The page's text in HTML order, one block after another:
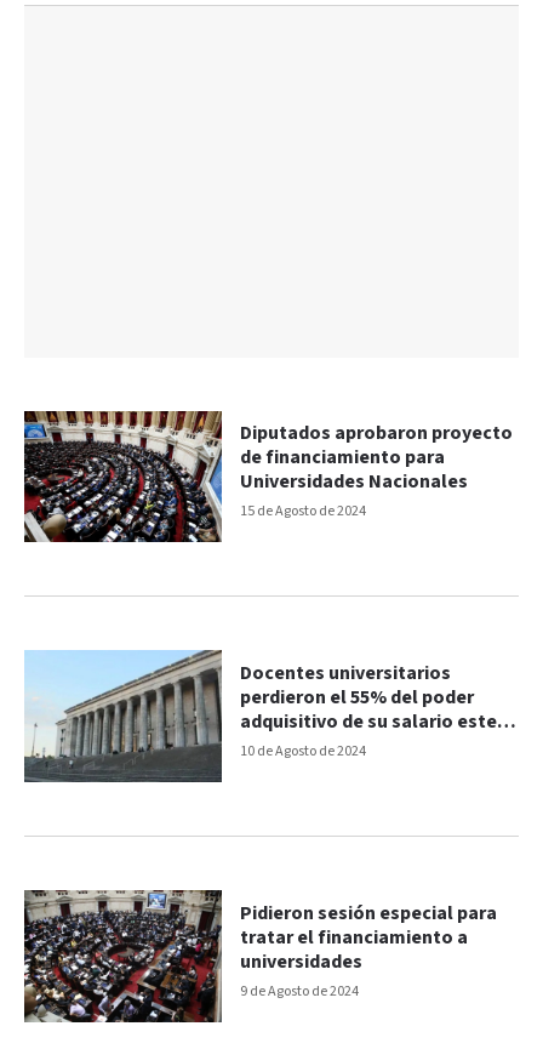
15 de Agosto de 2024
Diputados aprobaron proyecto
de financiamiento para
Universidades Nacionales
10 de Agosto de 2024
Docentes universitarios
perdieron el 55% del poder
adquisitivo de su salario este
año
9 de Agosto de 2024
Pidieron sesión especial para
tratar el financiamiento a
universidades